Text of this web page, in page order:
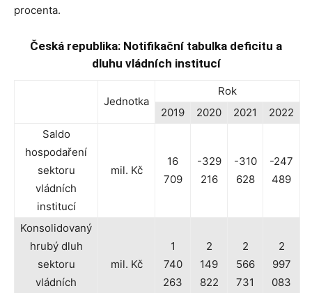
procenta.
Česká republika: Notifikační tabulka deficitu a
dluhu vládních institucí
Jednotka
Rok
2019
2020 2021
2022
Saldo
hospodaření
sektoru
vládních
institucí
mil. Kč
16
709
-329
216
-310
628
-247
489
Konsolidovaný
hrubý dluh
sektoru
vládních
mil. Kč
1
740
263
2
149
822
2
566
731
2
997
083